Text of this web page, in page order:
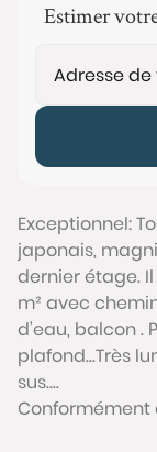
Estimer
Exceptionnel:
japonais,
dernier étage.
m² avec
d'eau, balcon .
plafond...Très
sus....
Conformément
et financier,